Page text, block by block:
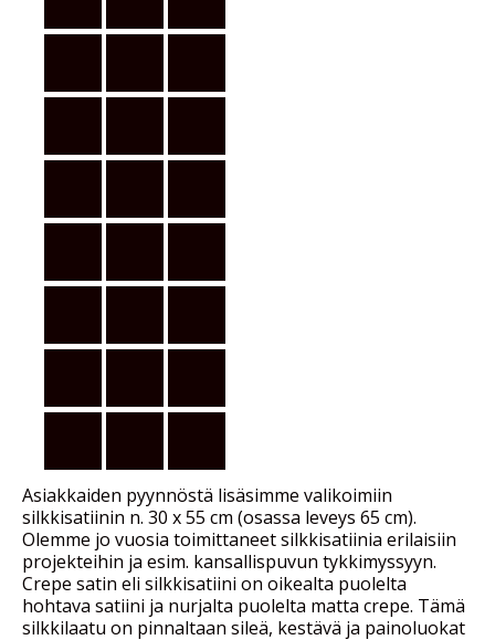
Asiakkaiden pyynnöstä lisäsimme valikoimiin
silkkisatiinin n. 30 x 55 cm (osassa leveys 65 cm).
Olemme jo vuosia toimittaneet silkkisatiinia erilaisiin
projekteihin ja esim. kansallispuvun tykkimyssyyn.
Crepe satin eli silkkisatiini on oikealta puolelta
hohtava satiini ja nurjalta puolelta matta crepe. Tämä
silkkilaatu on pinnaltaan sileä, kestävä ja painoluokat